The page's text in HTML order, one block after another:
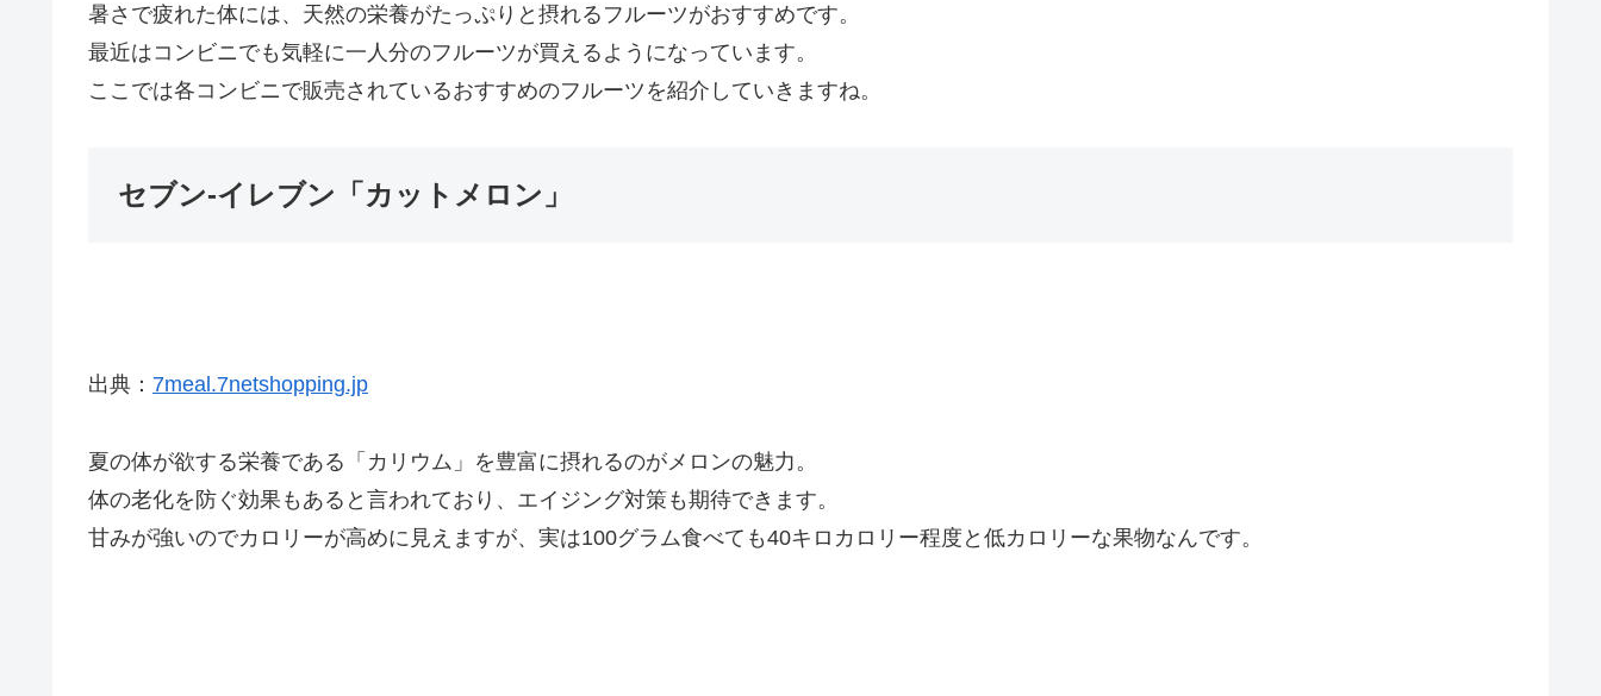
暑さで疲れた体には、天然の栄養がたっぷりと摂れるフルーツがおすすめです。
最近はコンビニでも気軽に一人分のフルーツが買えるようになっています。
ここでは各コンビニで販売されているおすすめのフルーツを紹介していきますね。
セブン-イレブン「カットメロン」
出典： 7meal.7netshopping.jp
夏の体が欲する栄養である「カリウム」を豊富に摂れるのがメロンの魅力。
体の老化を防ぐ効果もあると言われており、エイジング対策も期待できます。
甘みが強いのでカロリーが高めに見えますが、実は100グラム食べても40キロカロリー程度と低カロリーな果物なんです。